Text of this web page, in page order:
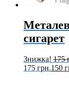
сигарет
Знижка! 175
175 грн.150